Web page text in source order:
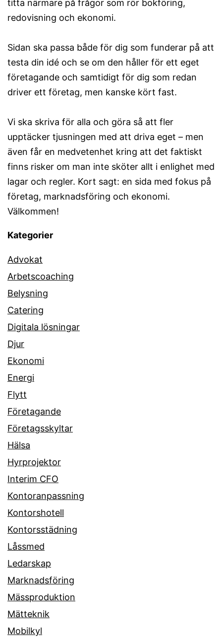
titta närmare på frågor som rör bokföring,
redovisning och ekonomi.
Sidan ska passa både för dig som funderar på att
testa din idé och se om den håller för ett eget
företagande och samtidigt för dig som redan
driver ett företag, men kanske kört fast.
Vi ska skriva för alla och göra så att fler
upptäcker tjusningen med att driva eget – men
även får en medvetenhet kring att det faktiskt
finns risker om man inte sköter allt i enlighet med
lagar och regler. Kort sagt: en sida med fokus på
företag, marknadsföring och ekonomi.
Välkommen!
Kategorier
Advokat
Arbetscoaching
Belysning
Catering
Digitala lösningar
Djur
Ekonomi
Energi
Flytt
Företagande
Företagsskyltar
Hälsa
Hyrprojektor
Interim CFO
Kontoranpassning
Kontorshotell
Kontorsstädning
Låssmed
Ledarskap
Marknadsföring
Mässproduktion
Mätteknik
Mobilkyl